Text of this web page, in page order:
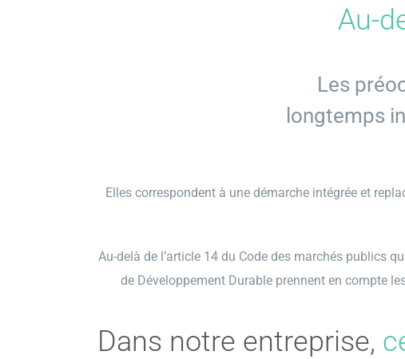
Au-
Les
longtemps
Elles correspondent à une démarche intégrée et
Au-delà de l’article 14 du Code des marchés publics
de Développement Durable prennent en compte
Dans notre entreprise,